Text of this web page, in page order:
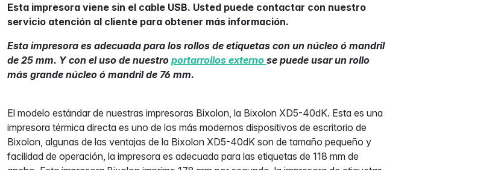
Esta impresora viene sin el cable USB. Usted puede contactar con nuestro
servicio atención al cliente para obtener más información.
Esta impresora es adecuada para los rollos de etiquetas con un núcleo ó mandril
de 25 mm. Y con el uso de nuestro portarrollos externo se puede usar un rollo
más grande núcleo ó mandril de 76 mm.
El modelo estándar de nuestras impresoras Bixolon, la Bixolon XD5-40dK. Esta es una
impresora térmica directa es uno de los más modernos dispositivos de escritorio de
Bixolon, algunas de las ventajas de la Bixolon XD5-40dK son de tamaño pequeño y
facilidad de operación, la impresora es adecuada para las etiquetas de 118 mm de